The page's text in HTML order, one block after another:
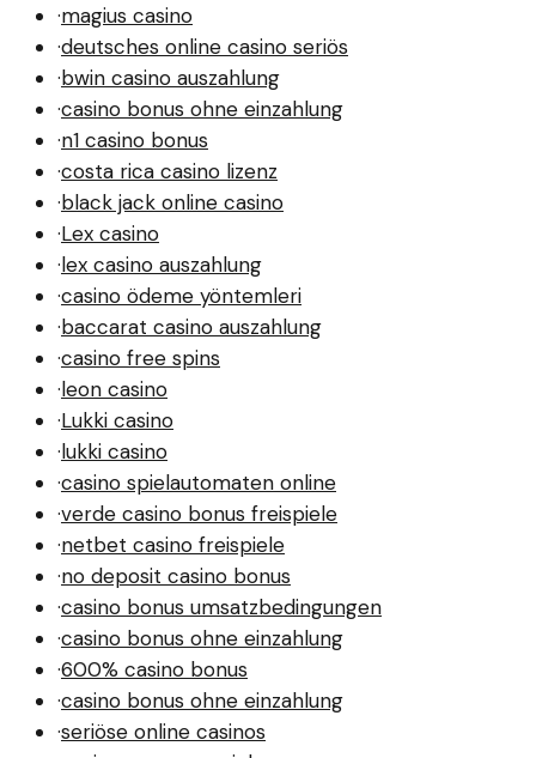
·magius casino
·deutsches online casino seriös
·bwin casino auszahlung
·casino bonus ohne einzahlung
·n1 casino bonus
·costa rica casino lizenz
·black jack online casino
·Lex casino
·lex casino auszahlung
·casino ödeme yöntemleri
·baccarat casino auszahlung
·casino free spins
·leon casino
·Lukki casino
·lukki casino
·casino spielautomaten online
·verde casino bonus freispiele
·netbet casino freispiele
·no deposit casino bonus
·casino bonus umsatzbedingungen
·casino bonus ohne einzahlung
·600% casino bonus
·casino bonus ohne einzahlung
·seriöse online casinos